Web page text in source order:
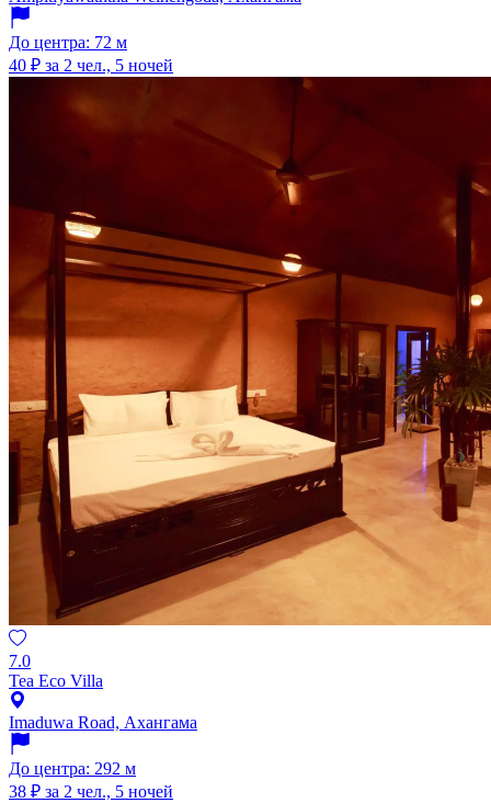
До центра: 72 м
40 ₽ за 2 чел., 5 ночей
7.0
Tea Eco Villa
Imaduwa Road, Ахангама
До центра: 292 м
38 ₽ за 2 чел., 5 ночей